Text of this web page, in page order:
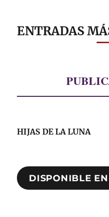
ENTRADAS
HIJAS DE LA LUNA
DISPONIBLE